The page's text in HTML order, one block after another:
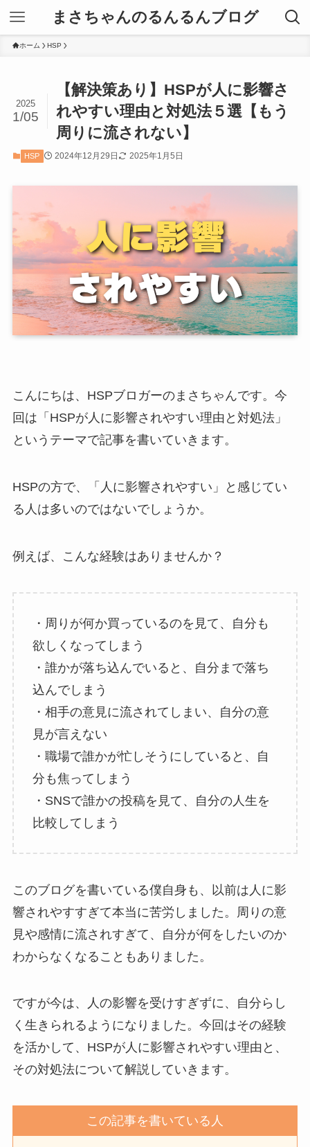
まさちゃんのるんるんブログ
ホーム HSP
【解決策あり】HSPが人に影響さ
れやすい理由と対処法５選【もう
周りに流されない】
2025
1/05
HSP 2024年12月29日 2025年1月5日
こんにちは、HSPブロガーのまさちゃんです。今
回は「HSPが人に影響されやすい理由と対処法」
というテーマで記事を書いていきます。
HSPの方で、「人に影響されやすい」と感じてい
る人は多いのではないでしょうか。
例えば、こんな経験はありませんか？
・周りが何か買っているのを見て、自分も
欲しくなってしまう
・誰かが落ち込んでいると、自分まで落ち
込んでしまう
・相手の意見に流されてしまい、自分の意
見が言えない
・職場で誰かが忙しそうにしていると、自
分も焦ってしまう
・SNSで誰かの投稿を見て、自分の人生を
比較してしまう
このブログを書いている僕自身も、以前は人に影
響されやすすぎて本当に苦労しました。周りの意
見や感情に流されすぎて、自分が何をしたいのか
わからなくなることもありました。
ですが今は、人の影響を受けすぎずに、自分らし
く生きられるようになりました。今回はその経験
を活かして、HSPが人に影響されやすい理由と、
その対処法について解説していきます。
この記事を書いている人